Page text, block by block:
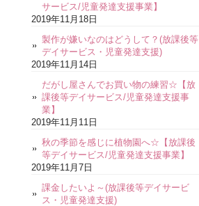
サービス/児童発達支援事業】
2019年11月18日
製作が嫌いなのはどうして？(放課後等
デイサービス・児童発達支援)
2019年11月14日
だがし屋さんでお買い物の練習☆【放
課後等デイサービス/児童発達支援事
業】
2019年11月11日
秋の季節を感じに植物園へ☆【放課後
等デイサービス/児童発達支援事業】
2019年11月7日
課金したいよ～(放課後等デイサービ
ス・児童発達支援)